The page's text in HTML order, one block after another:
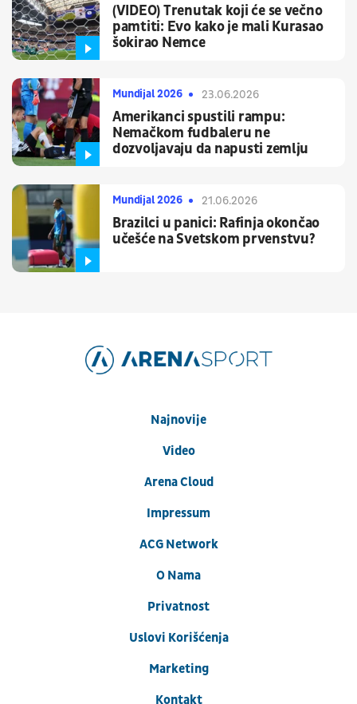
(VIDEO) Trenutak koji će se večno
pamtiti: Evo kako je mali Kurasao
šokirao Nemce
Mundijal 2026 23.06.2026
Amerikanci spustili rampu:
Nemačkom fudbaleru ne
dozvoljavaju da napusti zemlju
Mundijal 2026 21.06.2026
Brazilci u panici: Rafinja okončao
učešće na Svetskom prvenstvu?
Najnovije
Video
Arena Cloud
Impressum
ACG Network
O Nama
Privatnost
Uslovi Korišćenja
Marketing
Kontakt